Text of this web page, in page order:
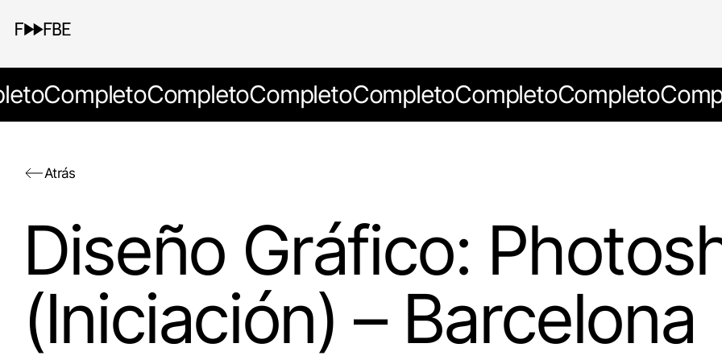
CompletoCompletoCompletoCompletoCompletoCompleto
Atrás
Diseño Gráfico:
(Iniciación) – Barcelona